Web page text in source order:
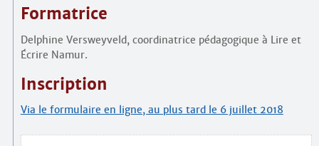
Formatrice
Delphine Versweyveld, coordinatrice pédagogique à Lire et
Écrire Namur.
Inscription
Via le formulaire en ligne, au plus tard le 6 juillet 2018